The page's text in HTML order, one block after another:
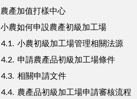
農產加值打樣中心
小農如何申設農產初級加工場
4.1. 小農初級加工場管理相關法源
4.2. 申請農產品初級加工場條件
4.3. 相關申請文件
4.4. 農產品初級加工場申請審核流程